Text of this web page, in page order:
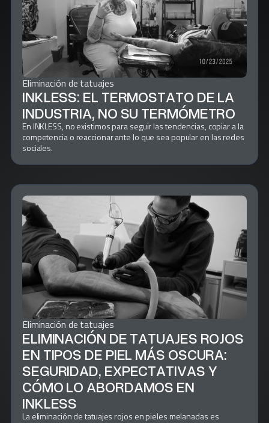
Eliminación de tatuajes
INKLESS: EL TERMOSTATO DE LA
INDUSTRIA, NO SU TERMÓMETRO
En INKLESS, no existimos para seguir las tendencias, copiar a la
competencia o reaccionar ante lo que sea popular en las redes
sociales.
Eliminación de tatuajes
ELIMINACIÓN DE TATUAJES ROJOS
EN TIPOS DE PIEL MÁS OSCURA:
SEGURIDAD, EXPECTATIVAS Y
CÓMO LO ABORDAMOS EN
INKLESS
La eliminación de tatuajes rojos en pieles melanadas es